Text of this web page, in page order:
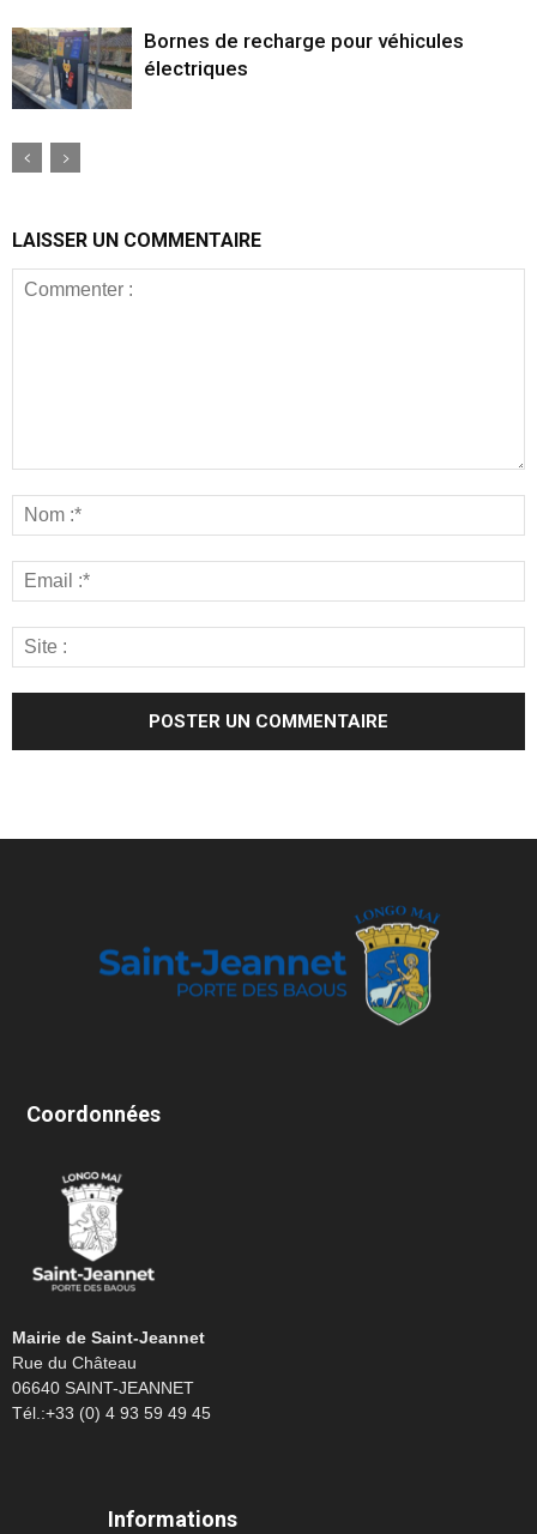
Bornes de recharge pour véhicules
électriques
LAISSER UN COMMENTAIRE
Coordonnées
Mairie de Saint-Jeannet
Rue du Château
06640 SAINT-JEANNET
Tél.:+33 (0) 4 93 59 49 45
Informations